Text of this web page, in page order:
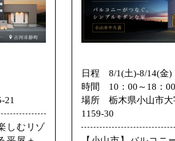
21
しむリゾ
日程 8/1(土)-8/14(金)
時間 10：00～18：00
場所 栃木県小山市
1159-30